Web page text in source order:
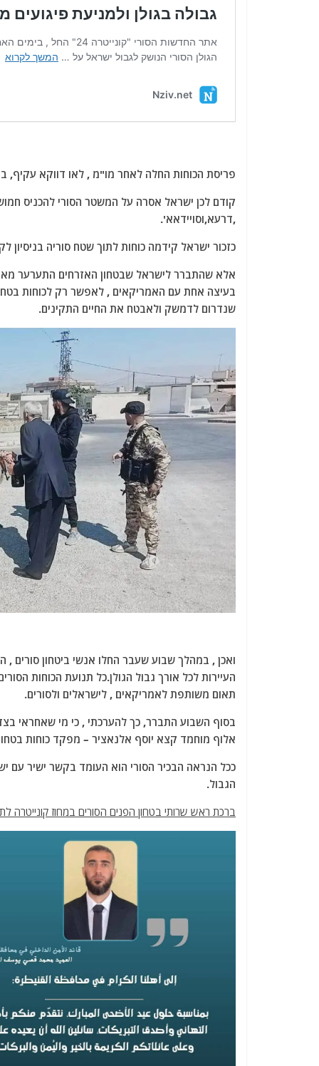
פריסת הכוחות החלה לאחר מו"מ , לאו דווקא עקיף,
קודם לכן ישראל אסרה על המשטר הסורי להכניס
,דרעא,וסויידאא'.
כזכור ישראל קידמה כוחות לתוך שטח סוריה
אלא שהתברר לישראל שבטחון האזרחים התערער
בעיצה אחת עם האמריקאים , לאפשר רק לכוחות
שנדרום לדמשק ולאבטח את החיים התקינים.
ואכן , במהלך שבוע שעבר החלו אנשי ביטחון
העיירות לכל אורך גבול הגולן.כל תנועת הכוחות
תאום משותפת לאמריקאים , לישראלים ולסורים.
בסוף השבוע התברר, כך להערכתי , כי מי שאחראי
אלוף מוחמד קצא יוסף אלנאציר – מפקד כוחות
ככל הנראה הבכיר הסורי הוא העומד בקשר ישיר עם
הגבול.
ברכת ראש שרותי בטחון הפנים הסורים במחוז קונייטרה